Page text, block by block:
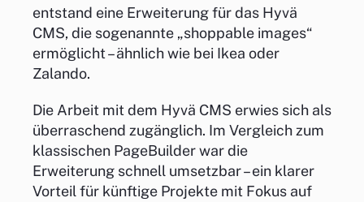
entstand eine Erweiterung für das Hyvä
CMS, die sogenannte „shoppable images“
ermöglicht – ähnlich wie bei Ikea oder
Zalando.
Die Arbeit mit dem Hyvä CMS erwies sich als
überraschend zugänglich. Im Vergleich zum
klassischen PageBuilder war die
Erweiterung schnell umsetzbar – ein klarer
Vorteil für künftige Projekte mit Fokus auf